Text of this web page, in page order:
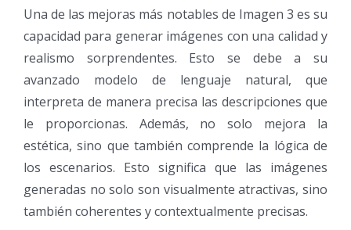
Una de las mejoras más notables de Imagen 3 es su
capacidad para generar imágenes con una calidad y
realismo sorprendentes. Esto se debe a su
avanzado modelo de lenguaje natural, que
interpreta de manera precisa las descripciones que
le proporcionas. Además, no solo mejora la
estética, sino que también comprende la lógica de
los escenarios. Esto significa que las imágenes
generadas no solo son visualmente atractivas, sino
también coherentes y contextualmente precisas.